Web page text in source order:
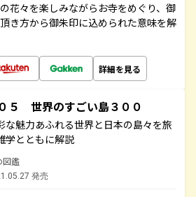
花々を楽しみながらお寺をめぐり、御
き方から御朱印に込められた意味を解
詳細を見る
５ 世界のすごい島３００
な魅力あふれる世界と日本の島々を旅
学とともに解説
図鑑
発売